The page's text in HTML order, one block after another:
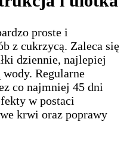
proste i
z cukrzycą. Zaleca się
dziennie, najlepiej
Regularne
co najmniej 45 dni
w postaci
krwi oraz poprawy